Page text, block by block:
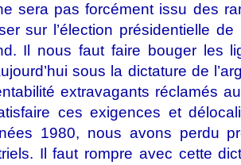
sera pas forcément issu des
sur l’élection présidentielle
Il nous faut faire bouger les
sous la dictature de
extravagants réclamés
ces exigences et
1980, nous avons perdu
Il faut rompre avec cette